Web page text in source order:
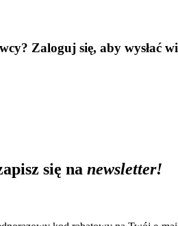
Zaloguj się, aby wysłać
się na newsletter!